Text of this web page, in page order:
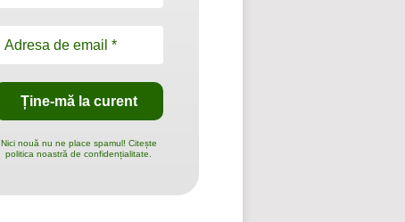
Nici nouă nu ne place spamul! Citește
politica noastră de confidențialitate.